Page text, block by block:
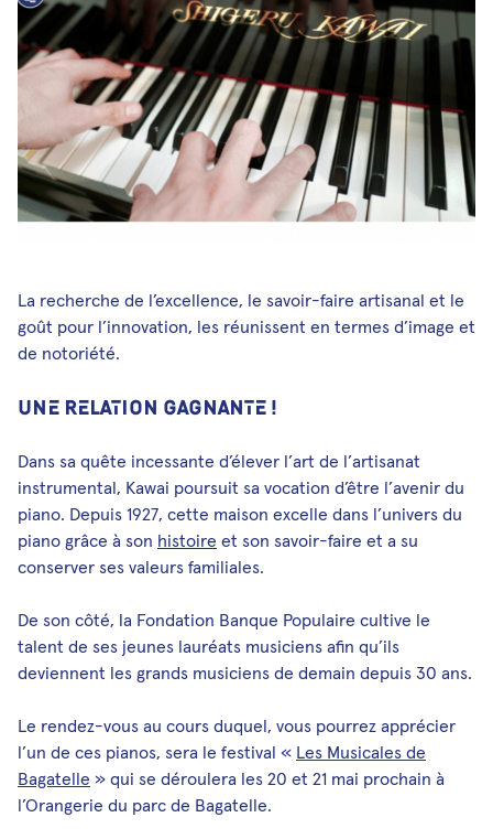
Médias et publications
Newsletters
Les Musicales de Bagatelle
Facebook
Instagram
Linkedin
Youtube
SoundCloud
La recherche de l’excellence, le savoir-faire artisanal et le
goût pour l’innovation, les réunissent en termes d’image et
de notoriété.
UNE RELATION GAGNANTE !
Dans sa quête incessante d’élever l’art de l’artisanat
instrumental, Kawai poursuit sa vocation d’être l’avenir du
piano. Depuis 1927, cette maison excelle dans l’univers du
piano grâce à son histoire et son savoir-faire et a su
conserver ses valeurs familiales.
De son côté, la Fondation Banque Populaire cultive le
talent de ses jeunes lauréats musiciens afin qu’ils
deviennent les grands musiciens de demain depuis 30 ans.
Le rendez-vous au cours duquel, vous pourrez apprécier
l’un de ces pianos, sera le festival « Les Musicales de
Bagatelle » qui se déroulera les 20 et 21 mai prochain à
l’Orangerie du parc de Bagatelle.